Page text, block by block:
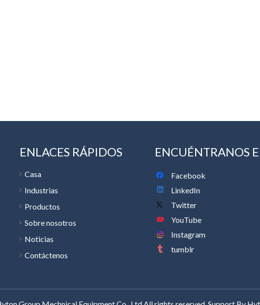
ENLACES RÁPIDOS
Casa
Industrias
Productos
Sobre nosotros
Noticias
Contáctenos
ENCUÉNTRANOS
Facebook
LinkedIn
Twitter
YouTube
Instagram
tumblr